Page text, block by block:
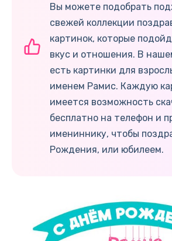
Вы можете подобрать
свежей коллекции
картинок, которые
вкус и отношения. В
есть картинки для
именем Рамис. Каждую
имеется возможность
бесплатно на телефон и
имениннику, чтобы
Рождения, или юбилеем.